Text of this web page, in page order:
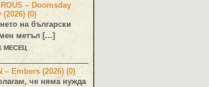
– Doomsday
(2026) (0)
на български
метъл […]
МЕСЕЦ
– Embers (2026) (0)
че няма нужда